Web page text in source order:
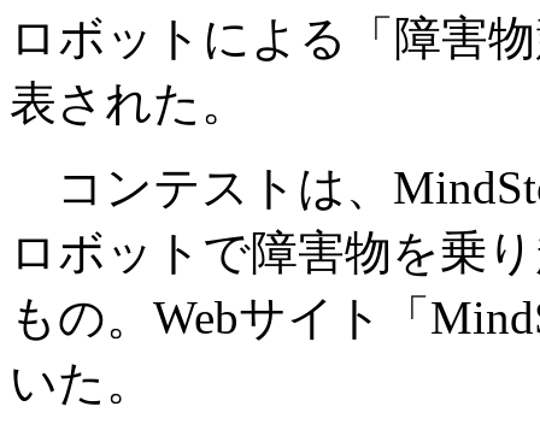
ロボットによる「障害
表された。
コンテストは、
ロボットで障害物を乗
もの。Webサイト「
いた。